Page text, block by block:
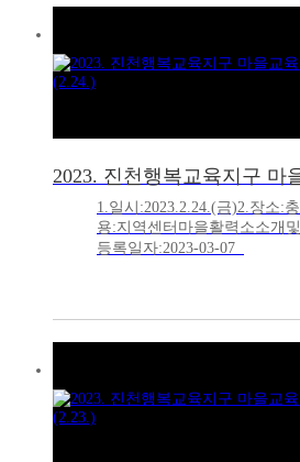
1.일시:2023.2.24.(금)2.장소:
용:지역센터마을활력소소개
등록일자:2023-03-07